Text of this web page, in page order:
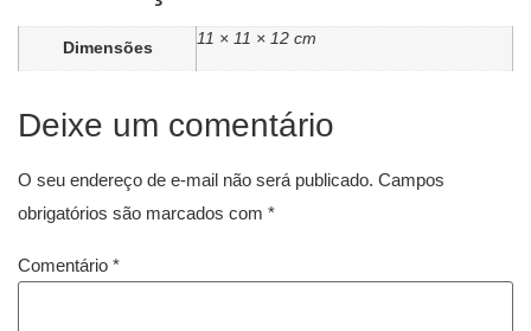
Dimensões
11 × 11 × 12 cm
Deixe um comentário
O seu endereço de e-mail não será publicado. Campos
obrigatórios são marcados com *
Comentário *